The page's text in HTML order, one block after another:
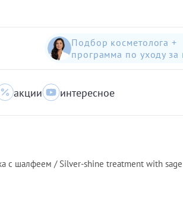
Подбор косметолога +
программа по уходу за
акции интересное
с шалфеем / Silver-shine treatment with sage